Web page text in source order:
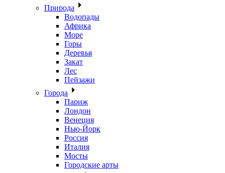
Природа
Водопады
Африка
Море
Горы
Деревья
Закат
Лес
Пейзажи
Города
Париж
Лондон
Венеция
Нью-Йорк
Россия
Италия
Мосты
Городские арты